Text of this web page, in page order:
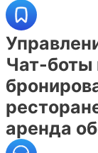
Чат-боты
аренда